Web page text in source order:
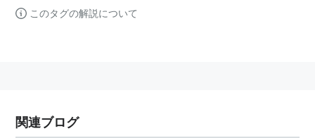
このタグの解説について
関連ブログ